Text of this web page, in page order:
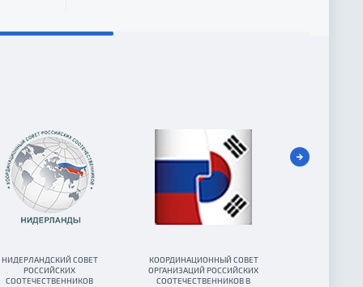
НИДЕРЛАНДСКИЙ СОВЕТ
РОССИЙСКИХ
СООТЕЧЕСТВЕННИКОВ
КООРДИНАЦИОННЫЙ СОВЕТ
ОРГАНИЗАЦИЙ РОССИЙСКИХ
СООТЕЧЕСТВЕННИКОВ В